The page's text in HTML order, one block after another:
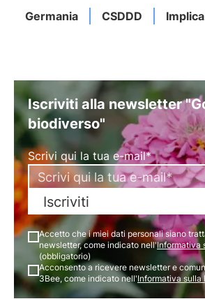
Germania CSDDD
Iscriviti alla newsletter
biodiverso"
Scrivi qui la tua e-mail*
Iscriviti
Accetto che i miei dati personali siano
newsletter, come indicato nell'Informativa
(obbligatorio)
Acconsento a ricevere newsletter e
3Bee, come indicato nell'Informativa sulla